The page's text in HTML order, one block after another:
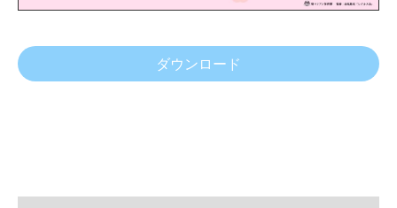
ダウンロード